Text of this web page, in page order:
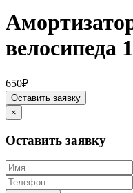
велосипеда
650₽
Оставить заявку
×
Оставить заявку